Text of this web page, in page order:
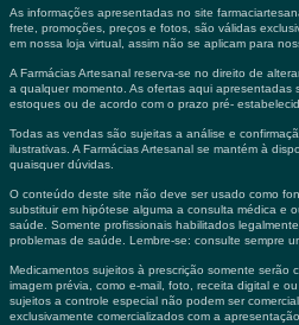
As informações apresentadas no site
frete, promoções, preços e fotos, são válidas
em nossa loja virtual, assim não se aplicam para
A Farmácias Artesanal reserva-se no direito de
a qualquer momento. As ofertas aqui apresentadas
estoques ou de acordo com o prazo pré-
Todas as vendas são sujeitas a análise e
ilustrativas. A Farmácias Artesanal se mantém à
quaisquer dúvidas.
O conteúdo deste site não deve ser usado como
substituir em hipótese alguma a consulta médica e
saúde. Somente profissionais habilitados
problemas de saúde. Lembre-se: consulte sempre
Medicamentos sujeitos à prescrição somente serão
imagem prévia, como e-mail, foto, receita digital e
sujeitos a controle especial não podem ser
exclusivamente comercializados com a